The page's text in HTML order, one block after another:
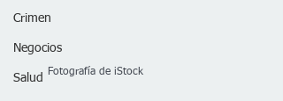
Crimen
Negocios
Salud
         Fotografía de iStock